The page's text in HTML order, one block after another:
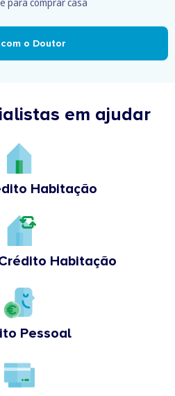
o Doutor
em ajudar
Habitação
Habitação
Pessoal